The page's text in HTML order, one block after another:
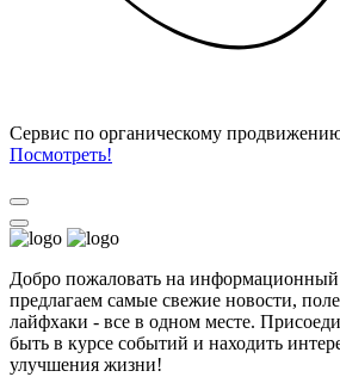
Cервис по органическому
Посмотреть!
Добро пожаловать на
предлагаем самые свежие новости,
лайфхаки - все в одном месте.
быть в курсе событий и находить
улучшения жизни!